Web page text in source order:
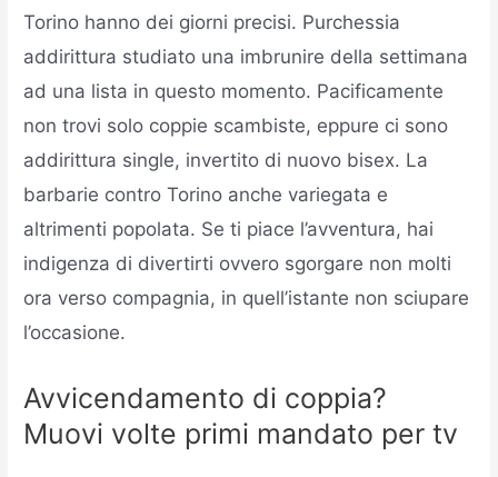
Torino hanno dei giorni precisi. Purchessia
addirittura studiato una imbrunire della settimana
ad una lista in questo momento. Pacificamente
non trovi solo coppie scambiste, eppure ci sono
addirittura single, invertito di nuovo bisex. La
barbarie contro Torino anche variegata e
altrimenti popolata. Se ti piace l’avventura, hai
indigenza di divertirti ovvero sgorgare non molti
ora verso compagnia, in quell’istante non sciupare
l’occasione.
Avvicendamento di coppia?
Muovi volte primi mandato per tv